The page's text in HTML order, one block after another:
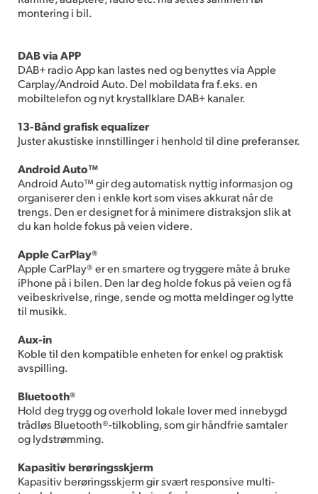
montering i bil.
DAB via APP
DAB+ radio App kan lastes ned og benyttes via Apple
Carplay/Android Auto. Del mobildata fra f.eks. en
mobiltelefon og nyt krystallklare DAB+ kanaler.
13-Bånd grafisk equalizer
Juster akustiske innstillinger i henhold til dine preferanser.
Android Auto™
Android Auto™ gir deg automatisk nyttig informasjon og
organiserer den i enkle kort som vises akkurat når de
trengs. Den er designet for å minimere distraksjon slik at
du kan holde fokus på veien videre.
Apple CarPlay®
Apple CarPlay® er en smartere og tryggere måte å bruke
iPhone på i bilen. Den lar deg holde fokus på veien og få
veibeskrivelse, ringe, sende og motta meldinger og lytte
til musikk.
Aux-in
Koble til den kompatible enheten for enkel og praktisk
avspilling.
Bluetooth®
Hold deg trygg og overhold lokale lover med innebygd
trådløs Bluetooth®-tilkobling, som gir håndfrie samtaler
og lydstrømming.
Kapasitiv berøringsskjerm
Kapasitiv berøringsskjerm gir svært responsive multi-